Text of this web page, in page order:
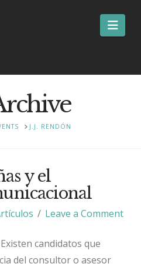
J.J. RENDÓN
y el
Leave a Comment
candidatos que
del consultor o asesor